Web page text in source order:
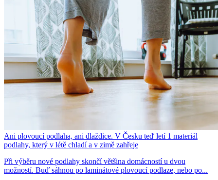
Ani plovoucí podlaha, ani dlaždice. V Česku teď letí 1 materiál
podlahy, který v létě chladí a v zimě zahřeje
Při výběru nové podlahy skončí většina domácností u dvou
možností. Buď sáhnou po laminátové plovoucí podlaze, nebo po...